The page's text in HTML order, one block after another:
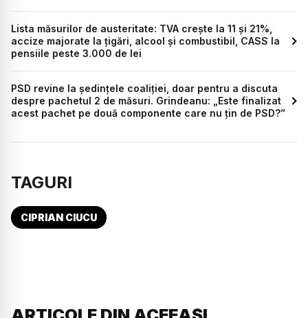
Lista măsurilor de austeritate: TVA crește la 11 și 21%,
accize majorate la țigări, alcool și combustibil, CASS la
pensiile peste 3.000 de lei
PSD revine la ședințele coaliției, doar pentru a discuta
despre pachetul 2 de măsuri. Grindeanu: „Este finalizat
acest pachet pe două componente care nu țin de PSD?”
TAGURI
CIPRIAN CIUCU